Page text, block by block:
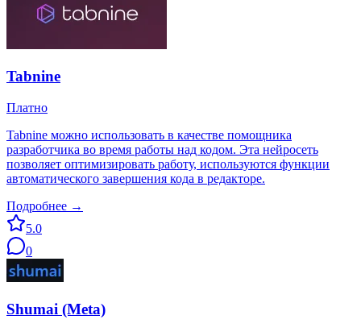
Tabnine
Платно
Tabnine можно использовать в качестве помощника
разработчика во время работы над кодом. Эта нейросеть
позволяет оптимизировать работу, используются функции
автоматического завершения кода в редакторе.
Подробнее →
5.0
0
Shumai (Meta)